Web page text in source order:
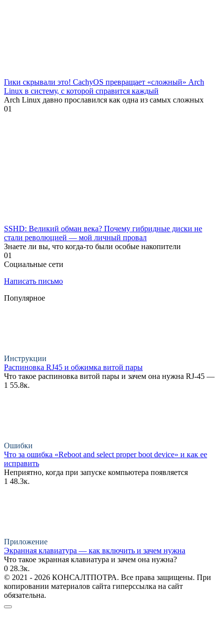
Гики скрывали это! CachyOS превращает «сложный» Arch
Linux в систему, с которой справится каждый
Arch Linux давно прославился как одна из самых сложных
01
SSHD: Великий обман века? Почему гибридные диски не
стали революцией — мой личный провал
Знаете ли вы, что когда-то были особые накопители
01
Социальные сети
Написать письмо
Популярное
Инструкции
Распиновка RJ45 и обжимка витой пары
Что такое распиновка витой пары и зачем она нужна RJ-45 —
1 55.8к.
Ошибки
Что за ошибка «Reboot and select proper boot device» и как ее
исправить
Неприятно, когда при запуске компьютера появляется
1 48.3к.
Приложение
Экранная клавиатура — как включить и зачем нужна
Что такое экранная клавиатура и зачем она нужна?
0 28.3к.
© 2021 - 2026 КОНСАЛТПОТРА. Все права защищены. При
копировании материалов сайта гиперссылка на сайт
обязательна.